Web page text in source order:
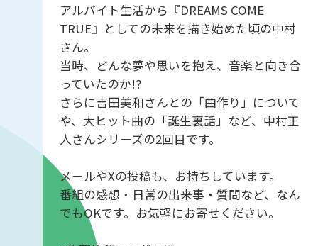
アルバイト生活から『DREAMS COME
TRUE』としての未来を描き始めた頃の中村
さん。
当時、どんな夢や思いを抱え、音楽と向き合
っていたのか!?
さらに吉田美和さんとの「曲作り」について
や、大ヒット曲の「誕生裏話」など、中村正
人さんシリーズの2回目です。
メールやXの投稿も、お持ちしています。
番組の感想・日常の出来事・質問など、なん
でもOKです。お気軽にお寄せください。